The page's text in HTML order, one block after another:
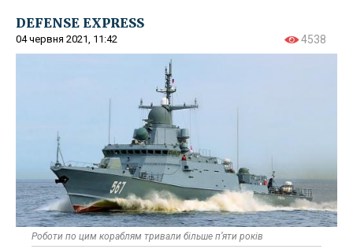
DEFENSE EXPRESS
04 червня 2021, 11:42 4538
Роботи по цим кораблям тривали більше п’яти років